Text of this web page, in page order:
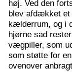
høj. Ved den
blev afdækket et
kælderrum, og i
hjørne sad
vægpiller, som
som støtte for
ovenover